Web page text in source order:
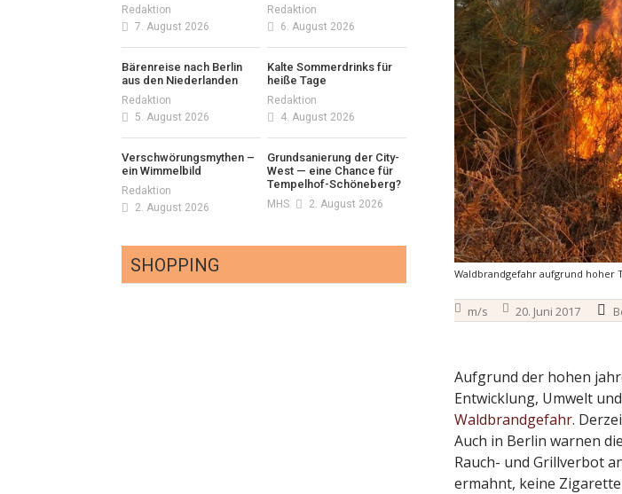
Waldbrandgefahr aufgrund hoher
m/s 20. Juni 2017
Aufgrund der hohen
Entwicklung, Umwelt
Waldbrandgefahr.
Auch in Berlin warnen
Rauch- und Grillverbot
ermahnt, keine
Redaktion
7. August 2026
Redaktion
6. August 2026
Bärenreise nach Berlin
aus den Niederlanden
Redaktion
5. August 2026
Kalte Sommerdrinks für
heiße Tage
Redaktion
4. August 2026
Verschwörungsmythen –
ein Wimmelbild
Redaktion
2. August 2026
Grundsanierung der City-
West — eine Chance für
Tempelhof-Schöneberg?
MHS 2. August 2026
SHOPPING